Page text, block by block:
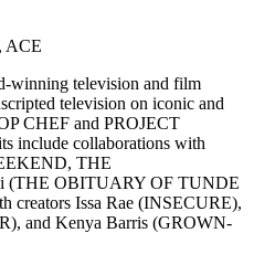
ACE
winning television and film
television on iconic and
CHEF and PROJECT
include collaborations with
THE
(THE OBITUARY OF TUNDE
creators Issa Rae (INSECURE),
and Kenya Barris (GROWN-